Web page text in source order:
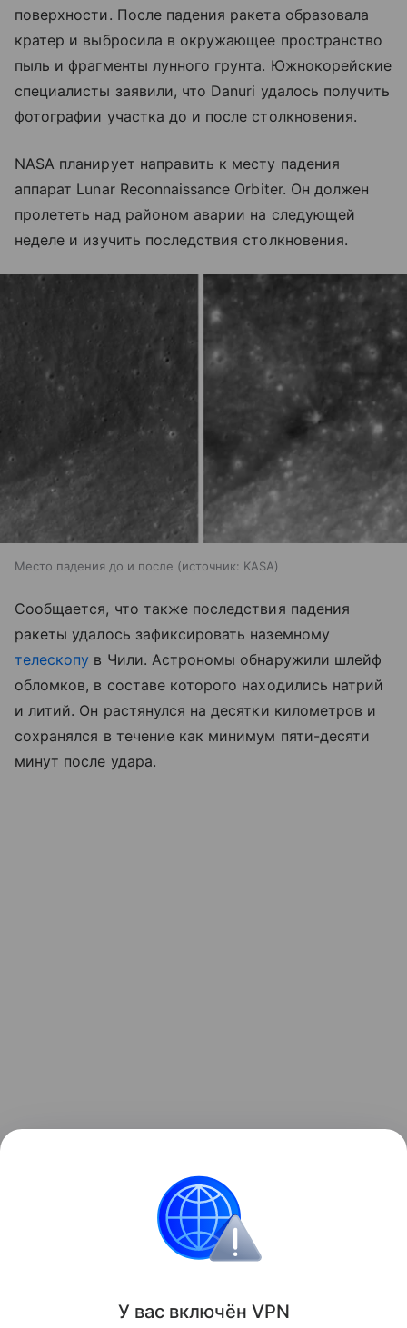
поверхности. После падения ракета образовала
кратер и выбросила в окружающее пространство
пыль и фрагменты лунного грунта. Южнокорейские
специалисты заявили, что Danuri удалось получить
фотографии участка до и после столкновения.
NASA планирует направить к месту падения
аппарат Lunar Reconnaissance Orbiter. Он должен
пролететь над районом аварии на следующей
неделе и изучить последствия столкновения.
Место падения до и после источник: KASA
Сообщается, что также последствия падения
ракеты удалось зафиксировать наземному
телескопу в Чили. Астрономы обнаружили шлейф
обломков, в составе которого находились натрий
и литий. Он растянулся на десятки километров и
сохранялся в течение как минимум пяти-десяти
минут после удара.
материале
Поделиться
У вас включён VPN